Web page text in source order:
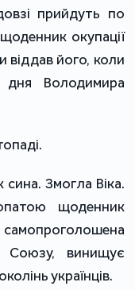
прийдуть по
окупації
віддав його, коли
дня Володимира
Змогла Віка.
щоденник
Союзу, винищує
українців.